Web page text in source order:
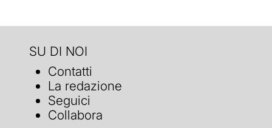
SU DI NOI
Contatti
La redazione
Seguici
Collabora